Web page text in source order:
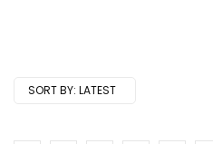
SORT BY: LATEST